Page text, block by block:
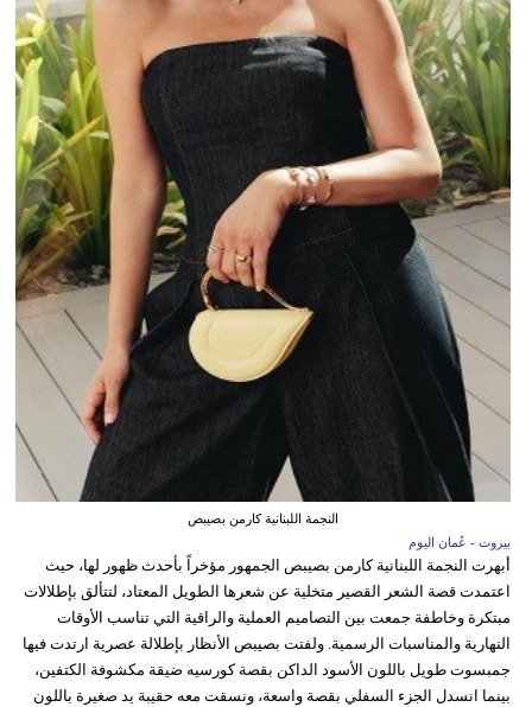
النجمة اللبنانية كارمن بصيبص
بيروت - عُمان اليوم
أبهرت النجمة اللبنانية كارمن بصيبص الجمهور مؤخراً بأحدث ظهور لها، حيث
اعتمدت قصة الشعر القصير متخلية عن شعرها الطويل المعتاد، لتتألق بإطلالات
مبتكرة وخاطفة جمعت بين التصاميم العملية والراقية التي تناسب الأوقات
النهارية والمناسبات الرسمية. ولفتت بصيبص الأنظار بإطلالة عصرية ارتدت فيها
جمبسوت طويل باللون الأسود الداكن بقصة كورسيه ضيقة مكشوفة الكتفين،
بينما انسدل الجزء السفلي بقصة واسعة، ونسقت معه حقيبة يد صغيرة باللون